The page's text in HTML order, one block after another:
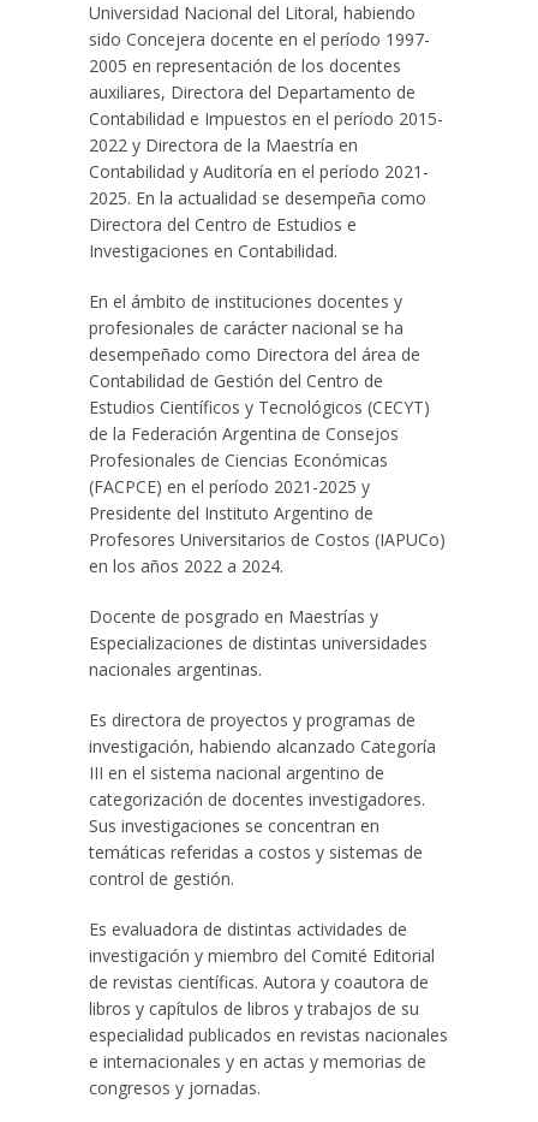
Universidad Nacional del Litoral, habiendo
sido Concejera docente en el período 1997-
2005 en representación de los docentes
auxiliares, Directora del Departamento de
Contabilidad e Impuestos en el período 2015-
2022 y Directora de la Maestría en
Contabilidad y Auditoría en el período 2021-
2025. En la actualidad se desempeña como
Directora del Centro de Estudios e
Investigaciones en Contabilidad.
En el ámbito de instituciones docentes y
profesionales de carácter nacional se ha
desempeñado como Directora del área de
Contabilidad de Gestión del Centro de
Estudios Científicos y Tecnológicos (CECYT)
de la Federación Argentina de Consejos
Profesionales de Ciencias Económicas
(FACPCE) en el período 2021-2025 y
Presidente del Instituto Argentino de
Profesores Universitarios de Costos (IAPUCo)
en los años 2022 a 2024.
Docente de posgrado en Maestrías y
Especializaciones de distintas universidades
nacionales argentinas.
Es directora de proyectos y programas de
investigación, habiendo alcanzado Categoría
III en el sistema nacional argentino de
categorización de docentes investigadores.
Sus investigaciones se concentran en
temáticas referidas a costos y sistemas de
control de gestión.
Es evaluadora de distintas actividades de
investigación y miembro del Comité Editorial
de revistas científicas. Autora y coautora de
libros y capítulos de libros y trabajos de su
especialidad publicados en revistas nacionales
e internacionales y en actas y memorias de
congresos y jornadas.